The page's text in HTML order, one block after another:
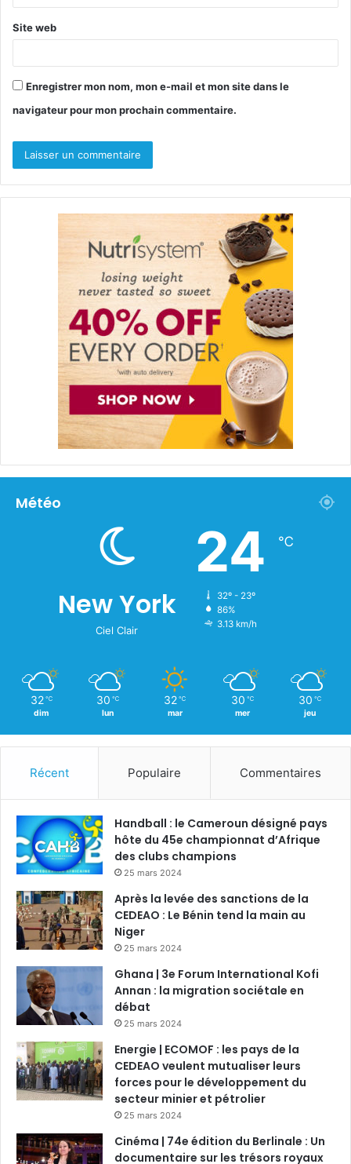
*
Site web
Enregistrer mon nom, mon e-mail et mon site dans le
navigateur pour mon prochain commentaire.
Météo
New York
Ciel Clair
24 ℃
32º - 23º
86%
3.13 km/h
32 ℃
dim
30 ℃
lun
32 ℃
mar
30 ℃
mer
30 ℃
jeu
Récent Populaire Commentaires
Handball : le Cameroun désigné pays
hôte du 45e championnat d’Afrique
des clubs champions
25 mars 2024
Après la levée des sanctions de la
CEDEAO : Le Bénin tend la main au
Niger
25 mars 2024
Ghana | 3e Forum International Kofi
Annan : la migration sociétale en
débat
25 mars 2024
Energie | ECOMOF : les pays de la
CEDEAO veulent mutualiser leurs
forces pour le développement du
secteur minier et pétrolier
25 mars 2024
Cinéma | 74e édition du Berlinale : Un
documentaire sur les trésors royaux